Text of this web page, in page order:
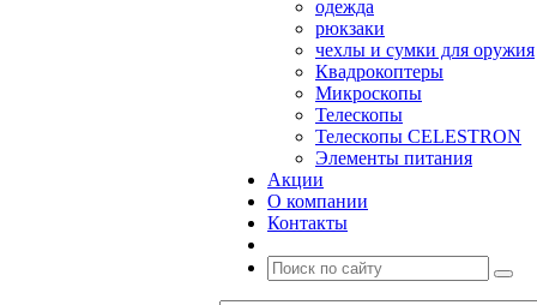
одежда
рюкзаки
чехлы и сумки для оружия
Квадрокоптеры
Микроскопы
Телескопы
Телескопы CELESTRON
Элементы питания
Акции
О компании
Контакты